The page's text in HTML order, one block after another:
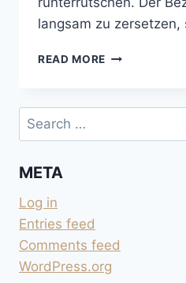
langsam zu zersetzen,
READ MORE SITZPOLSTER
LÖSEN
Search
for:
META
Log in
Entries feed
Comments feed
WordPress.org